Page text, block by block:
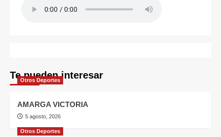
Te pueden interesar
Otros Deportes
AMARGA VICTORIA
5 agosto, 2026
Otros Deportes